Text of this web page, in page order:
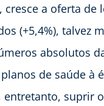
cresce a oferta de
(+5,4%), talvez
absolutos
de saúde à
entretanto, suprir